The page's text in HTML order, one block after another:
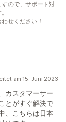
ので、サポート対
せください！
am 15. Juni 2023
カスタマーサー
とがすぐ解決で
、こちらは日本